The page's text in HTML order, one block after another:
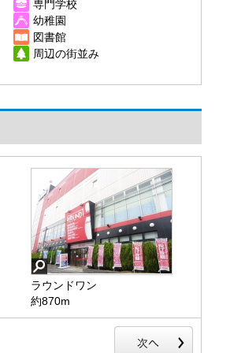
専門学校
幼稚園
図書館
周辺の街並み
ラウンドワン
約870m